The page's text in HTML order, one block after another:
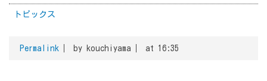
トピックス
Permalink by kouchiyama at 16:35